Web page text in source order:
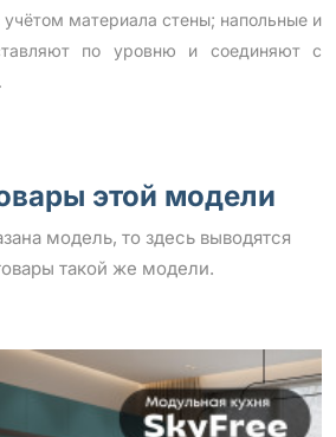
материала стены; напольные и
по уровню и соединяют с
этой модели
модель, то здесь выводятся
такой же модели.